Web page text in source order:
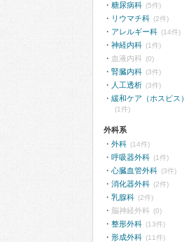
糖尿病科 (5件)
リウマチ科 (2件)
アレルギー科 (14件)
神経内科 (1件)
血液内科 (0)
腎臓内科 (3件)
人工透析 (3件)
緩和ケア（ホスピス）
(1件)
外科系
外科 (14件)
呼吸器外科 (1件)
心臓血管外科 (3件)
消化器外科 (2件)
乳腺科 (2件)
脳神経外科 (0)
整形外科 (13件)
形成外科 (11件)